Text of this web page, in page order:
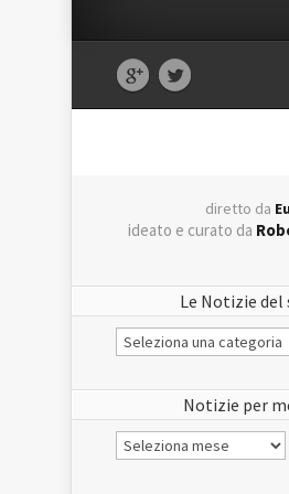
diretto da
ideato e curato da
Le Notizie del
Le
Notizie
Notizie per
Notizie
per